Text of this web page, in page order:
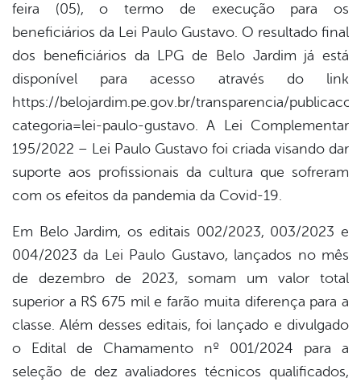
feira (05), o termo de execução para os
beneficiários da Lei Paulo Gustavo. O resultado final
dos beneficiários da LPG de Belo Jardim já está
disponível para acesso através do link
https://belojardim.pe.gov.br/transparencia/
categoria=lei-paulo-gustavo. A Lei Complementar
195/2022 – Lei Paulo Gustavo foi criada visando dar
suporte aos profissionais da cultura que sofreram
com os efeitos da pandemia da Covid-19.
Em Belo Jardim, os editais 002/2023, 003/2023 e
004/2023 da Lei Paulo Gustavo, lançados no mês
de dezembro de 2023, somam um valor total
superior a R$ 675 mil e farão muita diferença para a
classe. Além desses editais, foi lançado e divulgado
o Edital de Chamamento nº 001/2024 para a
seleção de dez avaliadores técnicos qualificados,